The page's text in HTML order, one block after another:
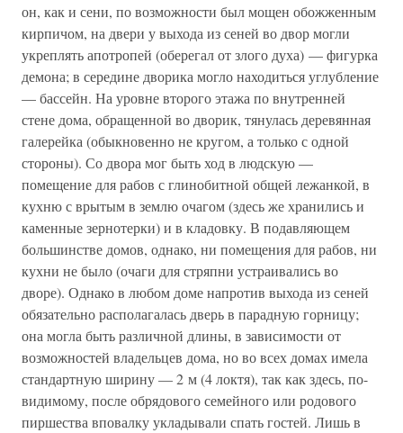
он, как и сени, по возможности был мощен обожженным
кирпичом, на двери у выхода из сеней во двор могли
укреплять апотропей (оберегал от злого духа) — фигурка
демона; в середине дворика могло находиться углубление
— бассейн. На уровне второго этажа по внутренней
стене дома, обращенной во дворик, тянулась деревянная
галерейка (обыкновенно не кругом, а только с одной
стороны). Со двора мог быть ход в людскую —
помещение для рабов с глинобитной общей лежанкой, в
кухню с врытым в землю очагом (здесь же хранились и
каменные зернотерки) и в кладовку. В подавляющем
большинстве домов, однако, ни помещения для рабов, ни
кухни не было (очаги для стряпни устраивались во
дворе). Однако в любом доме напротив выхода из сеней
обязательно располагалась дверь в парадную горницу;
она могла быть различной длины, в зависимости от
возможностей владельцев дома, но во всех домах имела
стандартную ширину — 2 м (4 локтя), так как здесь, по-
видимому, после обрядового семейного или родового
пиршества вповалку укладывали спать гостей. Лишь в